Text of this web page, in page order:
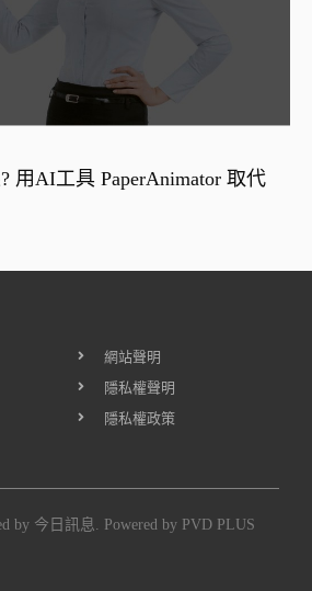
用AI工具 PaperAnimator 取代
網站聲明
隱私權聲明
隱私權政策
by 今日訊息. Powered by PVD PLUS